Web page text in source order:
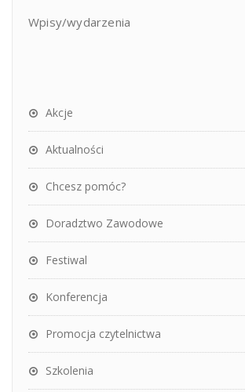
Wpisy/wydarzenia
Akcje
Aktualności
Chcesz pomóc?
Doradztwo Zawodowe
Festiwal
Konferencja
Promocja czytelnictwa
Szkolenia